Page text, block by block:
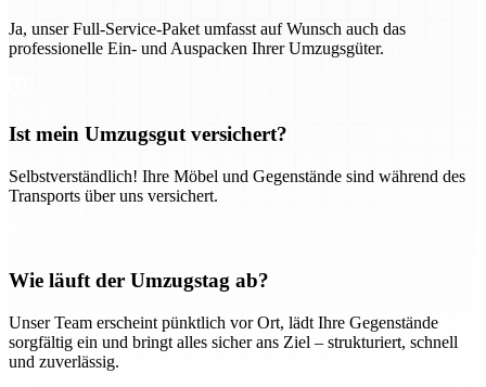
Ja, unser Full-Service-Paket umfasst auf Wunsch auch das
professionelle Ein- und Auspacken Ihrer Umzugsgüter.
Ist mein Umzugsgut versichert?
Selbstverständlich! Ihre Möbel und Gegenstände sind während des
Transports über uns versichert.
Wie läuft der Umzugstag ab?
Unser Team erscheint pünktlich vor Ort, lädt Ihre Gegenstände
sorgfältig ein und bringt alles sicher ans Ziel – strukturiert, schnell
und zuverlässig.